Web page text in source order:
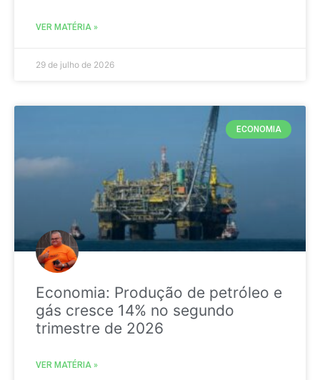
VER MATÉRIA »
29 de julho de 2026
ECONOMIA
Economia: Produção de petróleo e
gás cresce 14% no segundo
trimestre de 2026
VER MATÉRIA »